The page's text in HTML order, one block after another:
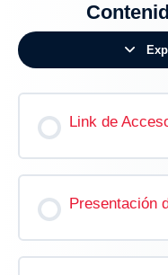
Link de
Presentación